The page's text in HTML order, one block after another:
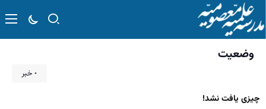
وضعیت
۰ خبر
چیزی یافت نشد!